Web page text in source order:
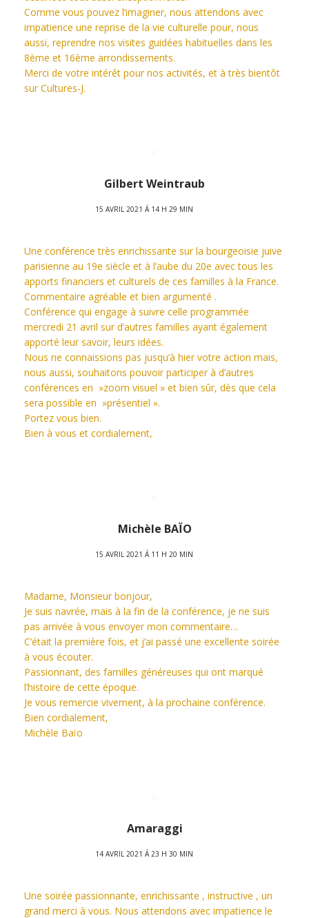
Comme vous pouvez l’imaginer, nous attendons avec
impatience une reprise de la vie culturelle pour, nous
aussi, reprendre nos visites guidées habituelles dans les
8ème et 16ème arrondissements.
Merci de votre intérêt pour nos activités, et à très bientôt
sur Cultures-J.
Gilbert Weintraub
15 AVRIL 2021 Á 14 H 29 MIN
Une conférence très enrichissante sur la bourgeoisie juive
parisienne au 19e siècle et à l’aube du 20e avec tous les
apports financiers et culturels de ces familles à la France.
Commentaire agréable et bien argumenté .
Conférence qui engage à suivre celle programmée
mercredi 21 avril sur d’autres familles ayant également
apporté leur savoir, leurs idées.
Nous ne connaissions pas jusqu’à hier votre action mais,
nous aussi, souhaitons pouvoir participer à d’autres
conférences en »zoom visuel » et bien sûr, dès que cela
sera possible en »présentiel ».
Portez vous bien.
Bien à vous et cordialement,
Michèle BAÏO
15 AVRIL 2021 Á 11 H 20 MIN
Madame, Monsieur bonjour,
Je suis navrée, mais à la fin de la conférence, je ne suis
pas arrivée à vous envoyer mon commentaire…
C’était la première fois, et j’ai passé une excellente soirée
à vous écouter.
Passionnant, des familles généreuses qui ont marqué
l’histoire de cette époque.
Je vous remercie vivement, à la prochaine conférence.
Bien cordialement,
Michèle Baïo
Amaraggi
14 AVRIL 2021 Á 23 H 30 MIN
Une soirée passionnante, enrichissante , instructive , un
grand merci à vous. Nous attendons avec impatience le